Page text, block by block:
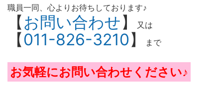
職員一同、心よりお待ちしております♪
【お問い合わせ】 又は
【011-826-3210】 まで
お気軽にお問い合わせください♪